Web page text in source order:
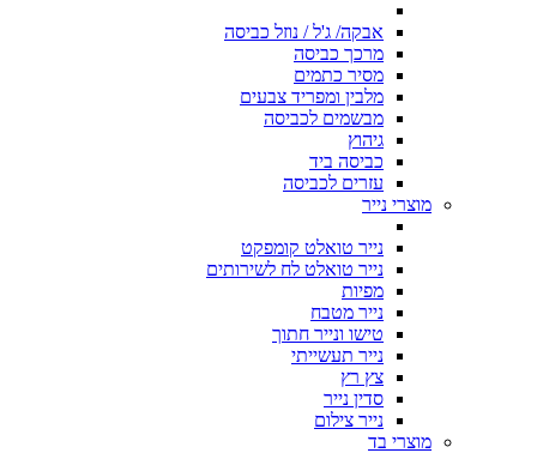
אבקה/ ג'ל / נוזל כביסה
מרכך כביסה
מסיר כתמים
מלבין ומפריד צבעים
מבשמים לכביסה
גיהוץ
כביסה ביד
עזרים לכביסה
מוצרי נייר
נייר טואלט קומפקט
נייר טואלט לח לשירותים
מפיות
נייר מטבח
טישו ונייר חתוך
נייר תעשייתי
צץ רץ
סדין נייר
נייר צילום
מוצרי בד